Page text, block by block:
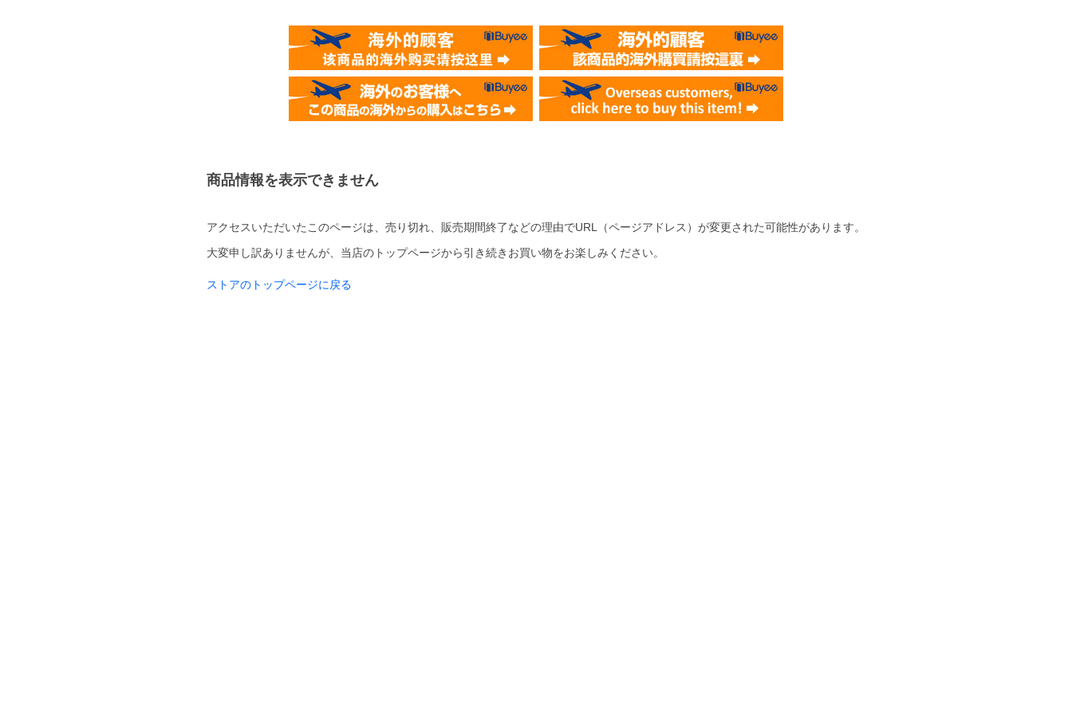
商品情報を表示できません
アクセスいただいたこのページは、売り切れ、販売期間終了などの理由でURL（ページアドレス）が変更された可能性があります。
大変申し訳ありませんが、当店のトップページから引き続きお買い物をお楽しみください。
ストアのトップページに戻る